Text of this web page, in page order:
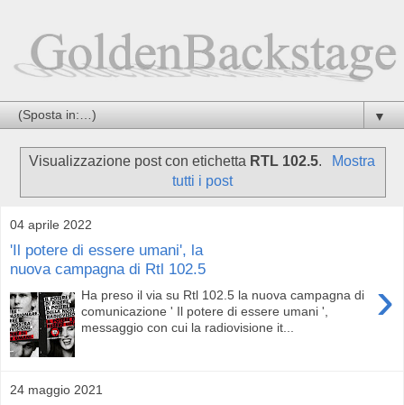
▼
Visualizzazione post con etichetta RTL 102.5.
Mostra
tutti i post
04 aprile 2022
'Il potere di essere umani', la
nuova campagna di Rtl 102.5
›
Ha preso il via su Rtl 102.5 la nuova campagna di
comunicazione ' Il potere di essere umani ',
messaggio con cui la radiovisione it...
24 maggio 2021